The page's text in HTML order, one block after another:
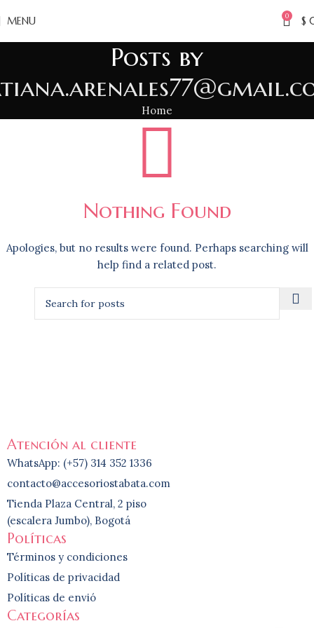
MENU 0 $
Posts by
Home
Nothing Found
Apologies, but no results were found. Perhaps searching will
help find a related post.
Atención al cliente
WhatsApp: (+57) 314 352 1336
contacto@accesoriostabata.com
Tienda Plaza Central, 2 piso
(escalera Jumbo), Bogotá
Políticas
Términos y condiciones
Políticas de privacidad
Políticas de envió
Categorías